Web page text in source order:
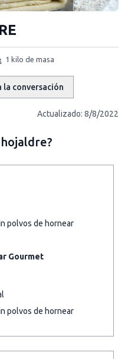
1 kilo de masa
la conversación
Actualizado: 8/8/2022
?
polvos de hornear
Gourmet
polvos de hornear